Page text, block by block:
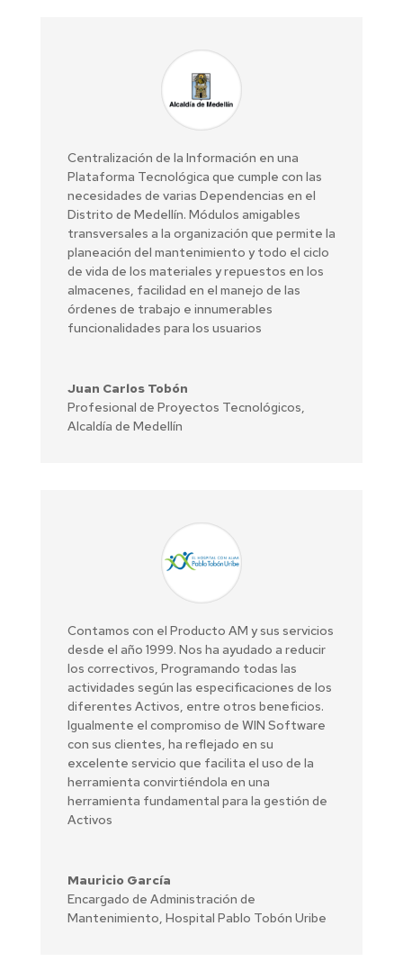
Centralización de la Información en una
Plataforma Tecnológica que cumple con las
necesidades de varias Dependencias en el
Distrito de Medellín. Módulos amigables
transversales a la organización que permite la
planeación del mantenimiento y todo el ciclo
de vida de los materiales y repuestos en los
almacenes, facilidad en el manejo de las
órdenes de trabajo e innumerables
funcionalidades para los usuarios
Juan Carlos Tobón
Profesional de Proyectos Tecnológicos,
Alcaldía de Medellín
Contamos con el Producto AM y sus servicios
desde el año 1999. Nos ha ayudado a reducir
los correctivos, Programando todas las
actividades según las especificaciones de los
diferentes Activos, entre otros beneficios.
Igualmente el compromiso de WIN Software
con sus clientes, ha reflejado en su
excelente servicio que facilita el uso de la
herramienta convirtiéndola en una
herramienta fundamental para la gestión de
Activos
Mauricio García
Encargado de Administración de
Mantenimiento, Hospital Pablo Tobón Uribe